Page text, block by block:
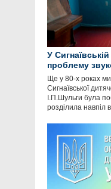
У
проблему
Ще у 80-х роках
Сигнаївської
І.П.Шульги була
розділила навпіл